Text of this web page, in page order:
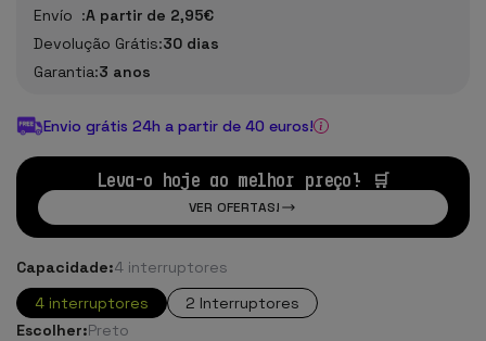
Envío :A partir de 2,95€
Devolução Grátis:30 dias
Garantia:3 anos
Envio grátis 24h a partir de 40 euros!
Leva-o hoje ao melhor preço! 🛒
VER OFERTAS!
Capacidade:4 interruptores
4 interruptores
2 Interruptores
Escolher:Preto